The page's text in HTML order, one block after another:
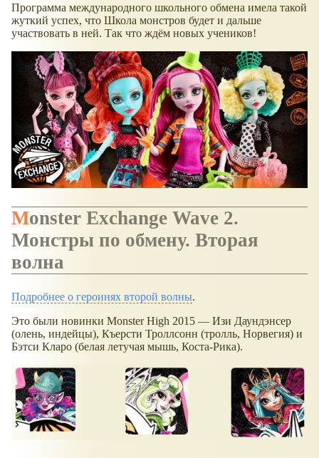
Программа международного школьного обмена имела такой
жуткий успех, что Школа монстров будет и дальше
участвовать в ней. Так что ждём новых учеников!
Monster Exchange Wave 2.
Монстры по обмену. Вторая
волна
Подробнее о героинях второй волны.
Это были новинки Monster High 2015 — Изи Даундэнсер
(олень, индейцы), Къерсти Троллсонн (тролль, Норвегия) и
Бэтси Кларо (белая летучая мышь, Коста-Рика).